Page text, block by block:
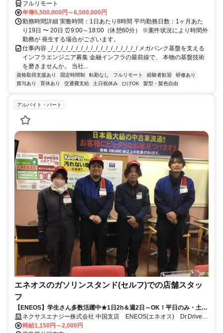
フルリモート
年俸5,500,000円～6,500,000円
勤務時間詳細 実働時間：1日あたり8時間 平均勤務日数：1ヶ月あた
り19日 〜 20日 ⏰9:00～18:00（休憩60分） ※案件状況により時間外
勤務が 発生する場合がございます。
仕事内容 _/_/_/_/_/_/_/_/_/_/_/_/_/_/_/_/_/_/ メガバンク基盤を支える
インフラエンジニア募集 金融インフラの最前線で、 本物の基盤技術
を磨きませんか。 当社...
資格取得支援あり 固定時間制 転勤なし フルリモート 経験者歓迎
研修あり
賞与あり
育休あり 交通費支給 土日祝休み ひげOK 髪型・髪色自由
アルバイト・パート
エネオスのガソリンスタンド(セルフ)での店舗スタッ
フ
【ENEOS】学生さん多数活躍中★1日2h＆週2日～OK！平日のみ・土日
のみも歓迎♪燃料割引もあり！
ネクサスエナジー株式会社 中国支店 ENEOS(エネオス) Dr.Driveセ
ルフ大野インターSS
時給1,150円～2,000円